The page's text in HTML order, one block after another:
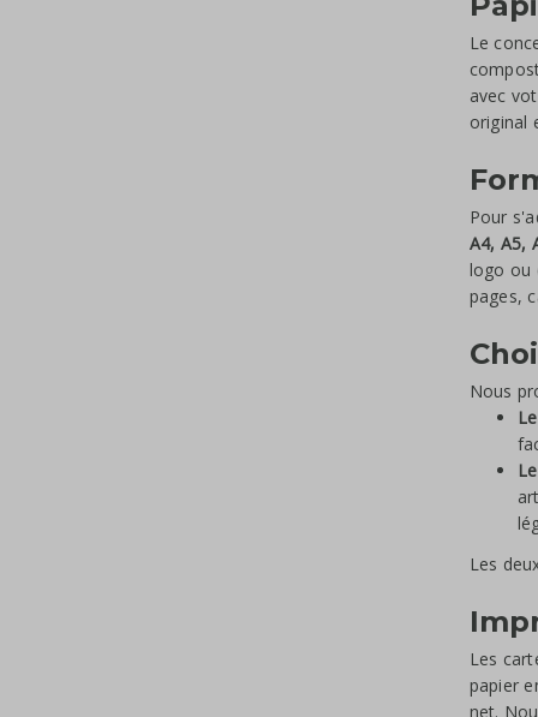
Le
avec
original
Pour
A4, A5,
logo ou
pages,
Nous
Les
Les
papier
net.